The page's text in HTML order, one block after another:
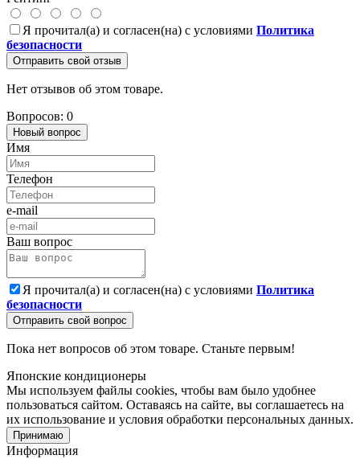
Я прочитал(а) и согласен(на) с условиями Политика
безопасности
Отправить свой отзыв
Нет отзывов об этом товаре.
Вопросов: 0
Новый вопрос
Имя
Телефон
e-mail
Ваш вопрос
Я прочитал(а) и согласен(на) с условиями Политика
безопасности
Отправить свой вопрос
Пока нет вопросов об этом товаре. Станьте первым!
Японские кондиционеры
Мы используем файлы cookies, чтобы вам было удобнее
пользоваться сайтом. Оставаясь на сайте, вы соглашаетесь на
их использование и условия обработки персональных данных.
Принимаю
Информация